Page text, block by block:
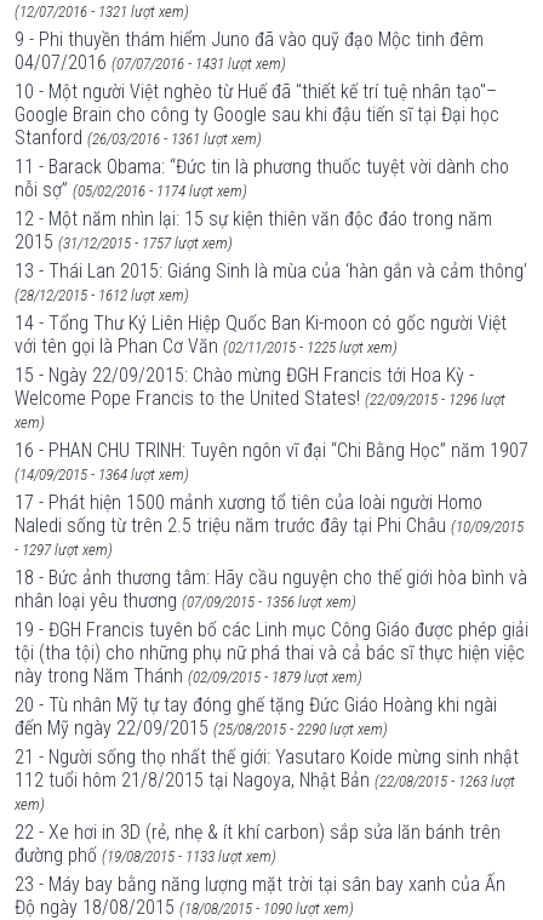
(12/07/2016 - 1321 lượt xem)
9 - Phi thuyền thám hiểm Juno đã vào quỹ đạo Mộc tinh đêm
04/07/2016 (07/07/2016 - 1431 lượt xem)
10 - Một người Việt nghèo từ Huế đã "thiết kế trí tuệ nhân tạo"–
Google Brain cho công ty Google sau khi đậu tiến sĩ tại Đại học
Stanford (26/03/2016 - 1361 lượt xem)
11 - Barack Obama: “Đức tin là phương thuốc tuyệt vời dành cho
nỗi sợ” (05/02/2016 - 1174 lượt xem)
12 - Một năm nhìn lại: 15 sự kiện thiên văn độc đáo trong năm
2015 (31/12/2015 - 1757 lượt xem)
13 - Thái Lan 2015: Giáng Sinh là mùa của ‘hàn gắn và cảm thông’
(28/12/2015 - 1612 lượt xem)
14 - Tổng Thư Ký Liên Hiệp Quốc Ban Ki-moon có gốc người Việt
với tên gọi là Phan Cơ Văn (02/11/2015 - 1225 lượt xem)
15 - Ngày 22/09/2015: Chào mừng ĐGH Francis tới Hoa Kỳ -
Welcome Pope Francis to the United States! (22/09/2015 - 1296 lượt
xem)
16 - PHAN CHU TRINH: Tuyên ngôn vĩ đại “Chi Bằng Học” năm 1907
(14/09/2015 - 1364 lượt xem)
17 - Phát hiện 1500 mảnh xương tổ tiên của loài người Homo
Naledi sống từ trên 2.5 triệu năm trước đây tại Phi Châu (10/09/2015
- 1297 lượt xem)
18 - Bức ảnh thương tâm: Hãy cầu nguyện cho thế giới hòa bình và
nhân loại yêu thương (07/09/2015 - 1356 lượt xem)
19 - ĐGH Francis tuyên bố các Linh mục Công Giáo được phép giải
tội (tha tội) cho những phụ nữ phá thai và cả bác sĩ thực hiện việc
này trong Năm Thánh (02/09/2015 - 1879 lượt xem)
20 - Tù nhân Mỹ tự tay đóng ghế tặng Đức Giáo Hoàng khi ngài
đến Mỹ ngày 22/09/2015 (25/08/2015 - 2290 lượt xem)
21 - Người sống thọ nhất thế giới: Yasutaro Koide mừng sinh nhật
112 tuổi hôm 21/8/2015 tại Nagoya, Nhật Bản (22/08/2015 - 1263 lượt
xem)
22 - Xe hơi in 3D (rẻ, nhẹ & ít khí carbon) sắp sửa lăn bánh trên
đường phố (19/08/2015 - 1133 lượt xem)
23 - Máy bay bằng năng lượng mặt trời tại sân bay xanh của Ấn
Độ ngày 18/08/2015 (18/08/2015 - 1090 lượt xem)